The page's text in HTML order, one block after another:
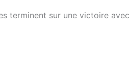
terminent sur une victoire